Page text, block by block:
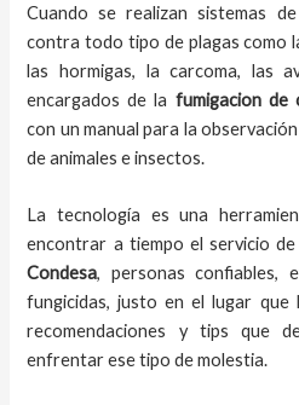
Cuando se realizan sistemas
contra todo tipo de plagas como
las hormigas, la carcoma, las
encargados de la fumigacion de
con un manual para la
de animales e insectos.
La tecnología es una
encontrar a tiempo el servicio
Condesa, personas confiables,
fungicidas, justo en el lugar que
recomendaciones y tips que
enfrentar ese tipo de molestia.